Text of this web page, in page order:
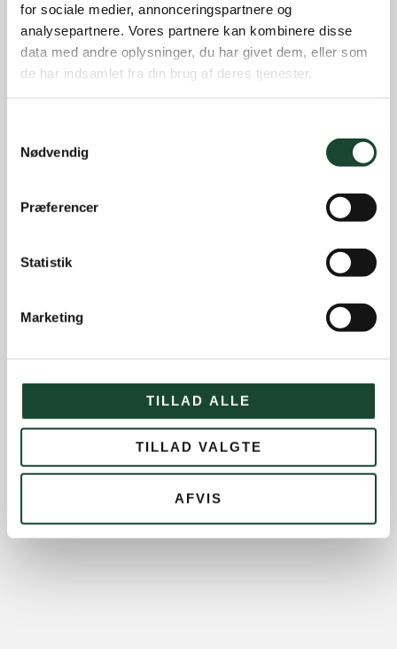
for sociale medier, annonceringspartnere og
analysepartnere. Vores partnere kan kombinere disse
data med andre oplysninger, du har givet dem, eller som
de har indsamlet fra din brug af deres tjenester.
Nødvendig
Præferencer
Statistik
Marketing
TILLAD ALLE
TILLAD VALGTE
AFVIS